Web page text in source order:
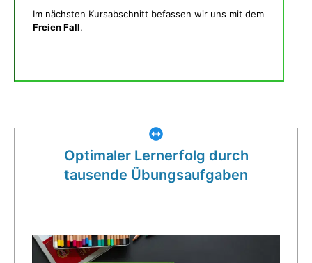
Im nächsten Kursabschnitt befassen wir uns mit dem
Freien Fall.
Optimaler Lernerfolg durch
tausende Übungsaufgaben